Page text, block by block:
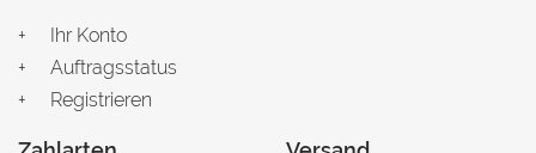
Ihr Konto
Auftragsstatus
Registrieren